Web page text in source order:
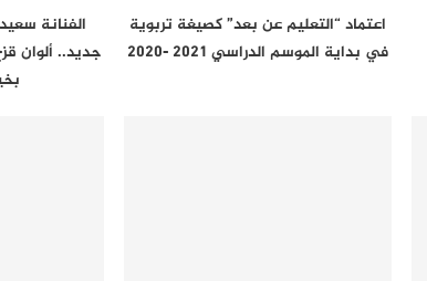
اعتماد “التعليم عن بعد” كصيغة تربوية
في بداية الموسم الدراسي 2021 -2020
الفنانة
جديد.. ألوان